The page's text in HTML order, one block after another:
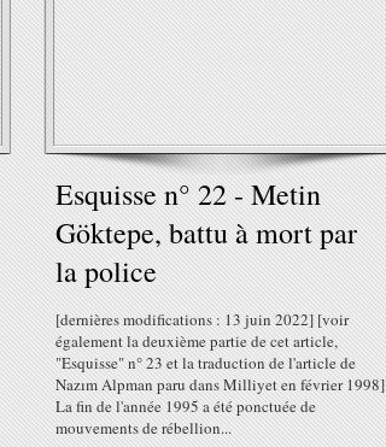
Esquisse n° 22 - Metin
Göktepe, battu à mort par
la police
[dernières modifications : 13 juin 2022] [voir
également la deuxième partie de cet article,
"Esquisse" n° 23 et la traduction de l'article de
Nazım Alpman paru dans Milliyet en février 1998]
La fin de l'année 1995 a été ponctuée de
mouvements de rébellion...